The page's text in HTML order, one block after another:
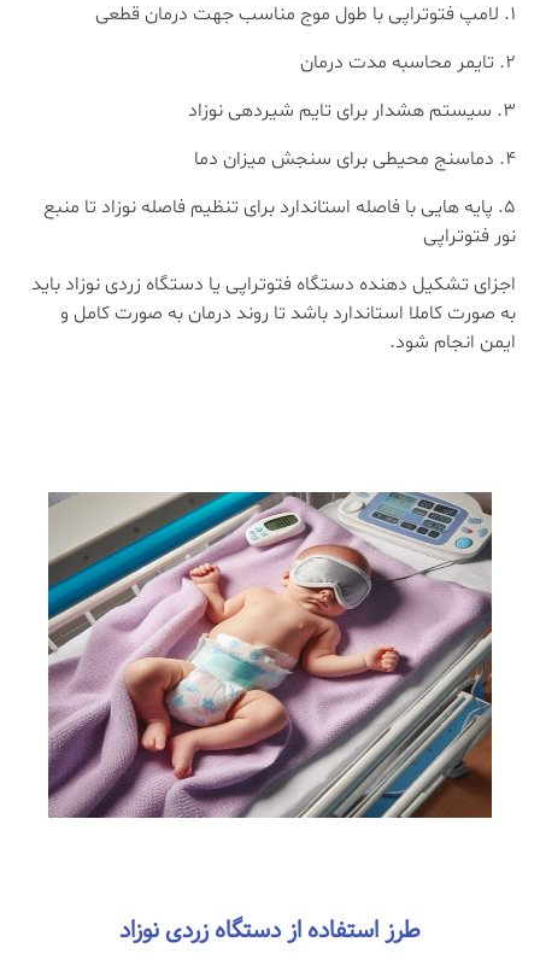
لامپ فتوتراپی با طول موج مناسب جهت درمان قطعی
تایمر محاسبه مدت درمان
سیستم هشدار برای تایم شیردهی نوزاد
دماسنج محیطی برای سنجش میزان دما
پایه هایی با فاصله استاندارد برای تنظیم فاصله نوزاد تا منبع
نور فتوتراپی
اجزای تشکیل دهنده دستگاه فتوتراپی یا دستگاه زردی نوزاد باید
به صورت کاملا استاندارد باشد تا روند درمان به صورت کامل و
ایمن انجام شود.
طرز استفاده از دستگاه زردی نوزاد